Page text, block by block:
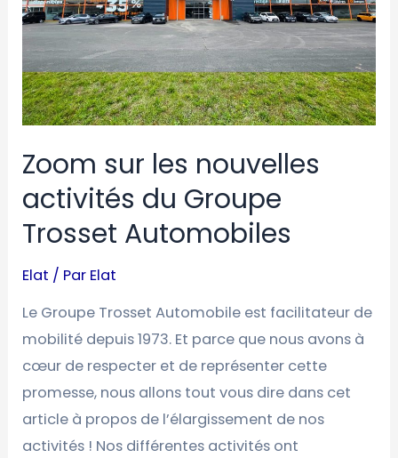
Zoom sur les nouvelles
activités du Groupe
Trosset Automobiles
Elat / Par Elat
Le Groupe Trosset Automobile est facilitateur de
mobilité depuis 1973. Et parce que nous avons à
cœur de respecter et de représenter cette
promesse, nous allons tout vous dire dans cet
article à propos de l’élargissement de nos
activités ! Nos différentes activités ont
Groupe
Automobiles